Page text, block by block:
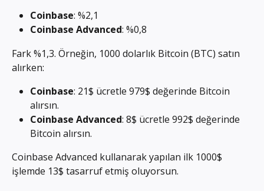
Coinbase: %2,1
Coinbase Advanced: %0,8
Fark %1,3. Örneğin, 1000 dolarlık Bitcoin (BTC) satın
alırken:
Coinbase: 21$ ücretle 979$ değerinde Bitcoin
alırsın.
Coinbase Advanced: 8$ ücretle 992$ değerinde
Bitcoin alırsın.
Coinbase Advanced kullanarak yapılan ilk 1000$
işlemde 13$ tasarruf etmiş oluyorsun.